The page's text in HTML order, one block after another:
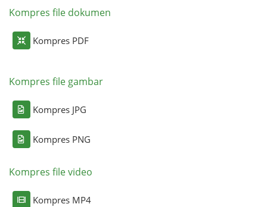
Kompres file dokumen
Kompres PDF
Kompres file gambar
Kompres JPG
Kompres PNG
Kompres file video
Kompres MP4